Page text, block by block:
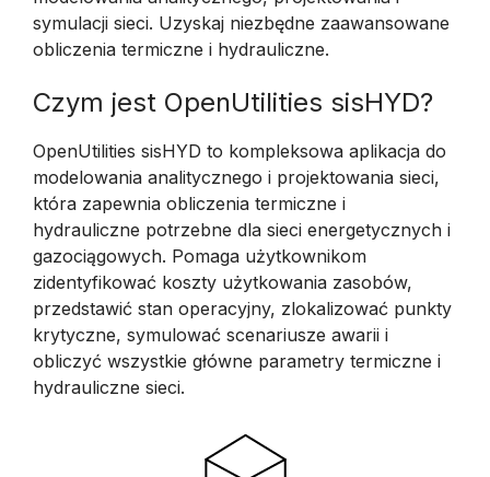
symulacji sieci. Uzyskaj niezbędne zaawansowane
obliczenia termiczne i hydrauliczne.
Czym jest OpenUtilities sisHYD?
OpenUtilities sisHYD to kompleksowa aplikacja do
modelowania analitycznego i projektowania sieci,
która zapewnia obliczenia termiczne i
hydrauliczne potrzebne dla sieci energetycznych i
gazociągowych. Pomaga użytkownikom
zidentyfikować koszty użytkowania zasobów,
przedstawić stan operacyjny, zlokalizować punkty
krytyczne, symulować scenariusze awarii i
obliczyć wszystkie główne parametry termiczne i
hydrauliczne sieci.